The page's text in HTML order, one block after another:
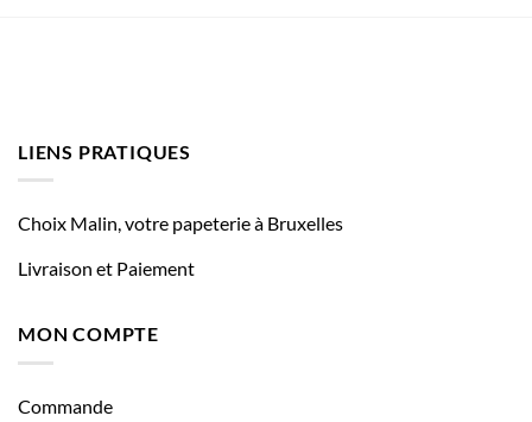
LIENS PRATIQUES
Choix Malin, votre papeterie à Bruxelles
Livraison et Paiement
MON COMPTE
Commande